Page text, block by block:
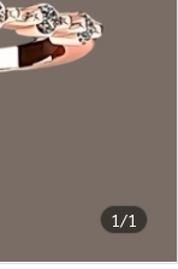
1/1